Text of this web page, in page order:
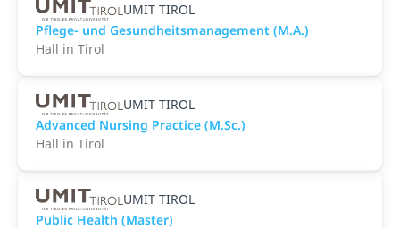
UMIT TIROL
Pflege- und Gesundheitsmanagement (M.A.)
Hall in Tirol
UMIT TIROL
Advanced Nursing Practice (M.Sc.)
Hall in Tirol
UMIT TIROL
Public Health (Master)